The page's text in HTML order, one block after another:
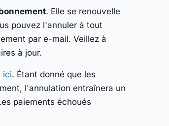
. Elle se renouvelle
pouvez l'annuler à tout
par e-mail. Veillez à
à jour.
ici. Étant donné que les
l'annulation entraînera un
paiements échoués